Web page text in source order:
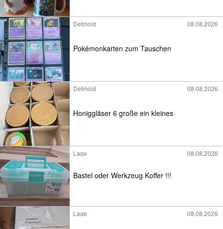
Detmold 08.08.2026
Pokémonkarten zum Tauschen
Detmold 08.08.2026
Honiggläser 6 große ein kleines
Lage 08.08.2026
Bastel oder Werkzeug Koffer !!!
Lage 08.08.2026